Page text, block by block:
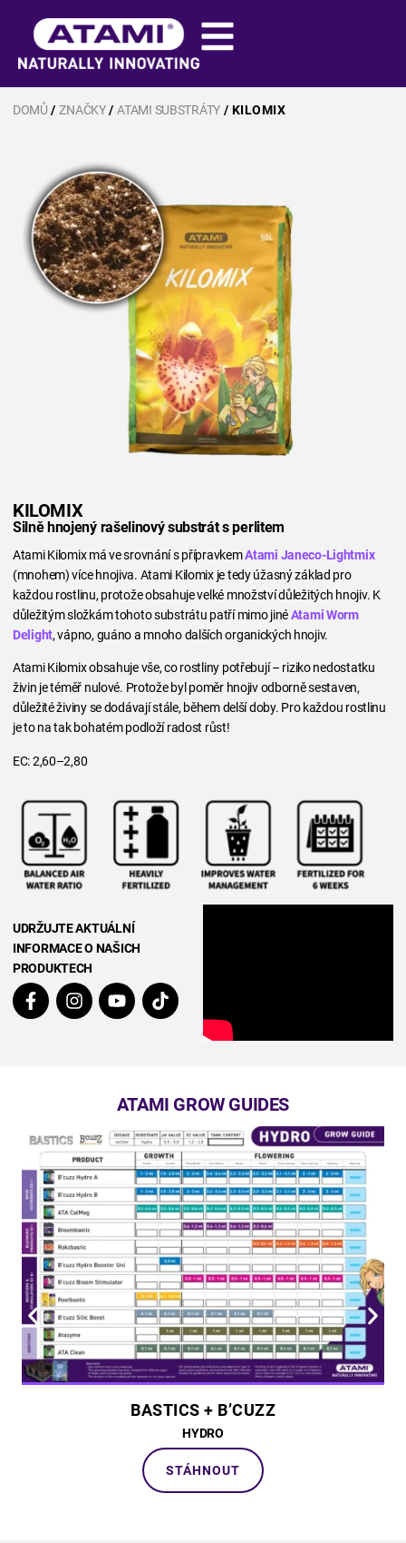
DOMŮ /ZNAČKY/ATAMI SUBSTRÁTY / KILOMIX
KILOMIX
Silně hnojený rašelinový substrát s perlitem
Atami Kilomix má ve srovnání s přípravkemAtami Janeco-Lightmix
(mnohem) více hnojiva. Atami Kilomix je tedy úžasný základ pro
každou rostlinu, protože obsahuje velké množství důležitých hnojiv. K
důležitým složkám tohoto substrátu patří mimo jinéAtami Worm
Delight, vápno, guáno a mnoho dalších organických hnojiv.
Atami Kilomix obsahuje vše, co rostliny potřebují – riziko nedostatku
živin je téměř nulové. Protože byl poměr hnojiv odborně sestaven,
důležité živiny se dodávají stále, během delší doby. Pro každou rostlinu
je to na tak bohatém podloží radost růst!
EC: 2,60–2,80
UDRŽUJTE AKTUÁLNÍ
INFORMACE O NAŠICH
PRODUKTECH
ATAMI GROW GUIDES
BASTICS + B’CUZZ
HYDRO
STÁHNOUT